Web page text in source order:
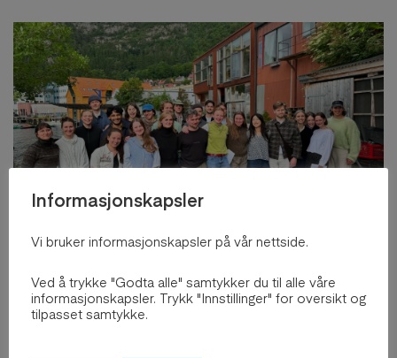
in Architecture
2. jul, 2026
Informasjonskapsler
Vi bruker informasjonskapsler på vår nettside.
Ved å trykke "Godta alle" samtykker du til alle våre
informasjonskapsler. Trykk "Innstillinger" for oversikt og
tilpasset samtykke.